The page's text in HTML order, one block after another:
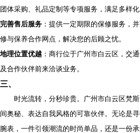
团体采购、礼品定制等专项服务，满足多样化
完善售后服务 ：提供一定期限的保修服务，
修与保养合作网点，解决您的后顾之忧。
地理位置优越 ：商行位于广州市白云区，交
及合作伙伴前来洽谈业务。
三、
时光流转，分秒珍贵。广州市白云区梵
间奥秘、表达自我风格的可靠伙伴。无论是
腕表，一件引领潮流的时尚单品，还是一份